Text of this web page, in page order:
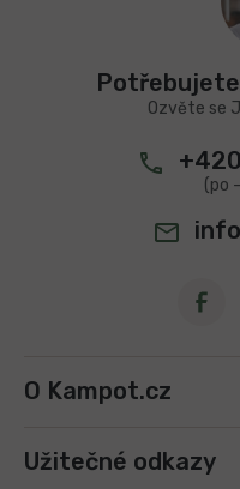
Ozvěte se
O Kampot.cz
Užitečné odkazy